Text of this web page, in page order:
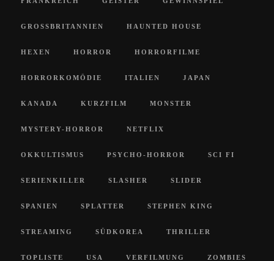
GROSSBRITANNIEN HAUNTED HOUSE
HEXEN HORROR HORRORFILME
HORRORKOMÖDIE ITALIEN JAPAN
KANADA KURZFILM MONSTER
MYSTERY-HORROR NETFLIX
OKKULTISMUS PSYCHO-HORROR SCI FI
SERIENKILLER SLASHER SLIDER
SPANIEN SPLATTER STEPHEN KING
STREAMING SÜDKOREA THRILLER
TOPLISTE USA VERFILMUNG ZOMBIES